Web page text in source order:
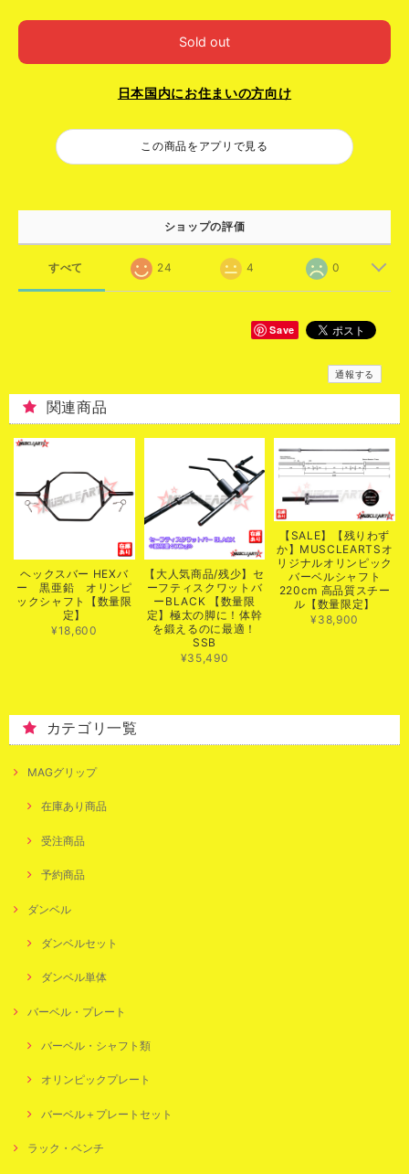
Sold out
日本国内にお住まいの方向け
この商品をアプリで見る
ショップの評価
すべて 24 4 0
Save
通報する
関連商品
ヘックスバー HEXバ
ー 黒亜鉛 オリンピ
ックシャフト【数量限
定】
¥18,600
【大人気商品/残少】セ
ーフティスクワットバ
ーBLACK 【数量限
定】極太の脚に！体幹
を鍛えるのに最適！
SSB
¥35,490
【SALE】【残りわず
か】MUSCLEARTSオ
リジナルオリンピック
バーベルシャフト
220cm 高品質スチー
ル【数量限定】
¥38,900
カテゴリ一覧
MAGグリップ
在庫あり商品
受注商品
予約商品
ダンベル
ダンベルセット
ダンベル単体
バーベル・プレート
バーベル・シャフト類
オリンピックプレート
バーベル＋プレートセット
ラック・ベンチ